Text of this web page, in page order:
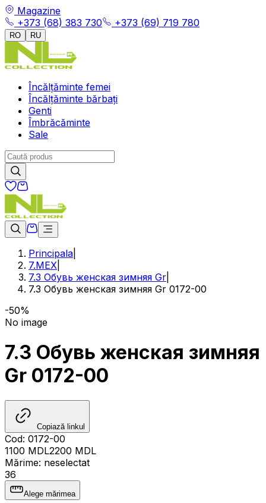
Magazine
+373 (68) 383 730
+373 (69) 719 780
RO RU
Încălțăminte femei
Încălțăminte bărbați
Genti
Îmbrăcăminte
Sale
Principala
7.МЕХ
7.3 Обувь женская зимняя Gr
7.3 Обувь женская зимняя Gr 0172-00
-50%
No image
7.3 Обувь женская зимняя
Gr 0172-00
Copiază linkul
Cod: 0172-00
1100 MDL2200 MDL
Mărime: neselectat
36
Alege mărimea